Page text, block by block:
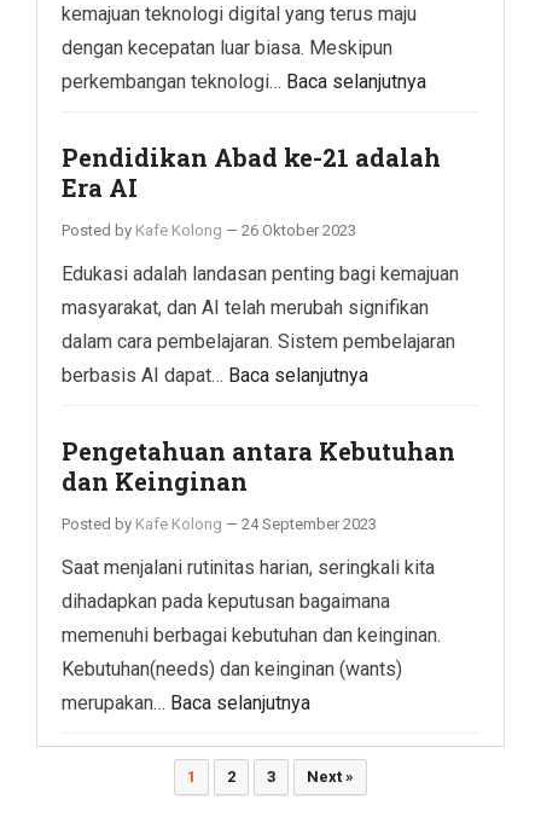
kemajuan teknologi digital yang terus maju
dengan kecepatan luar biasa. Meskipun
perkembangan teknologi… Baca selanjutnya
Pendidikan Abad ke-21 adalah
Era AI
Posted by Kafe Kolong — 26 Oktober 2023
Edukasi adalah landasan penting bagi kemajuan
masyarakat, dan AI telah merubah signifikan
dalam cara pembelajaran. Sistem pembelajaran
berbasis AI dapat… Baca selanjutnya
Pengetahuan antara Kebutuhan
dan Keinginan
Posted by Kafe Kolong — 24 September 2023
Saat menjalani rutinitas harian, seringkali kita
dihadapkan pada keputusan bagaimana
memenuhi berbagai kebutuhan dan keinginan.
Kebutuhan(needs) dan keinginan (wants)
merupakan… Baca selanjutnya
1 2 3 Next »